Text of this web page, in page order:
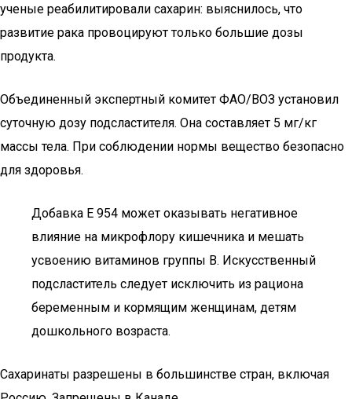
ученые реабилитировали сахарин: выяснилось, что
развитие рака провоцируют только большие дозы
продукта.
Объединенный экспертный комитет ФАО/ВОЗ установил
суточную дозу подсластителя. Она составляет 5 мг/кг
массы тела. При соблюдении нормы вещество безопасно
для здоровья.
Добавка Е 954 может оказывать негативное
влияние на микрофлору кишечника и мешать
усвоению витаминов группы B. Искусственный
подсластитель следует исключить из рациона
беременным и кормящим женщинам, детям
дошкольного возраста.
Сахаринаты разрешены в большинстве стран, включая